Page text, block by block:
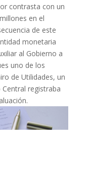
contrasta con un
en el
de este
monetaria
al Gobierno a
uno de los
de Utilidades, un
registraba